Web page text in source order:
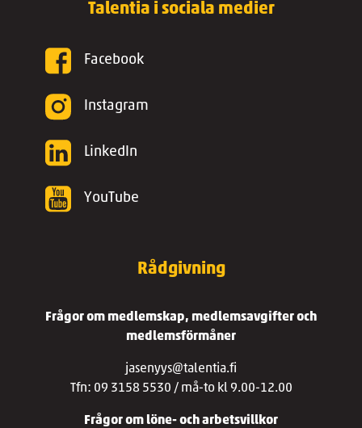
Talentia i sociala medier
Facebook
Instagram
LinkedIn
YouTube
Rådgivning
Frågor om medlemskap, medlemsavgifter och
medlemsförmåner
jasenyys@talentia.fi
Tfn: 09 3158 5530 / må-to kl 9.00-12.00
Frågor om löne- och arbetsvillkor